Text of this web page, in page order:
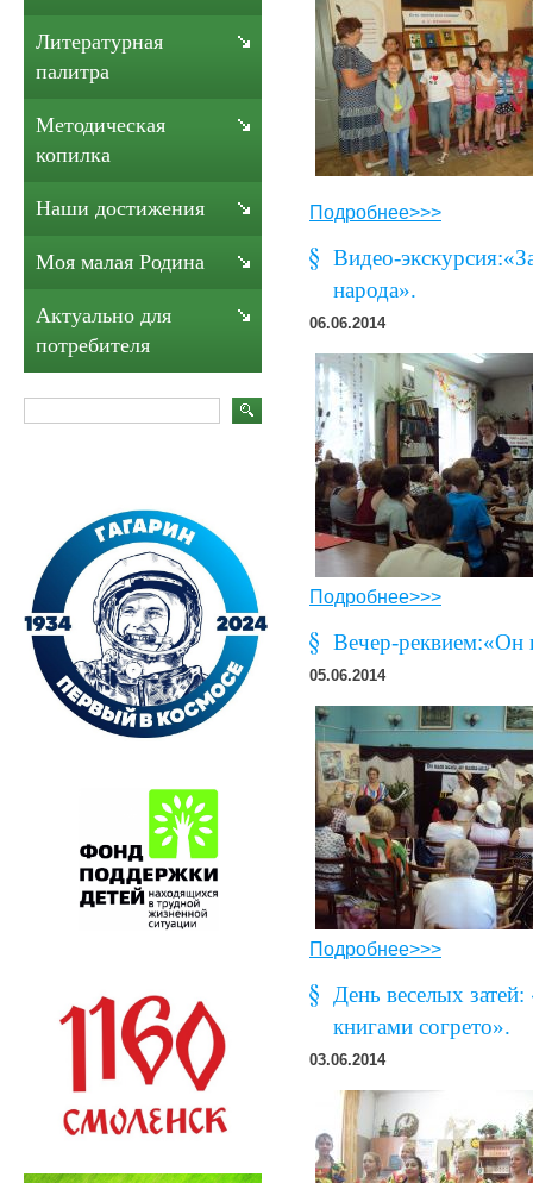
Подробнее>>>
Видео-
народа».
06.06.2014
Подробнее>>>
Вечер-реквием:«Он
05.06.2014
Подробнее>>>
День веселых
книгами согрето».
03.06.2014
Литературная
палитра
Методическая
копилка
Наши достижения
Моя малая Родина
Актуально для
потребителя